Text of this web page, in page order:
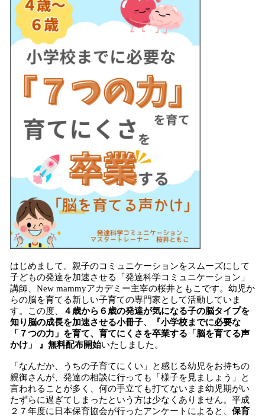
はじめまして。親子のコミュニケーションをスムーズにして
子どもの発達を加速させる「発達科学コミュニケーション」
講師、New mammyアカデミー主宰の桜井ともこです。幼児か
らの脳を育てる新しい子育ての専門家として活動していま
す。この度、
４歳から６歳の発達が気になる子の脳タイプを
知り脳の成長を加速させる小冊子、『小学校までに必要な
「７つの力」を育て、育てにくさを卒業する「脳を育てる声
かけ」 』無料配布開始いたしました。
「なんだか、うちの子育てにくい」と感じる幼児をお持ちの
親御さんが、発達の相談に行っても「様子を見ましょう」と
言われることが多く、何の手立ても打てないまま幼児期がい
たずらに過ぎてしまったという方は少なくありません。平成
２７年度に日本保育協会が行ったアンケートによると、 保育